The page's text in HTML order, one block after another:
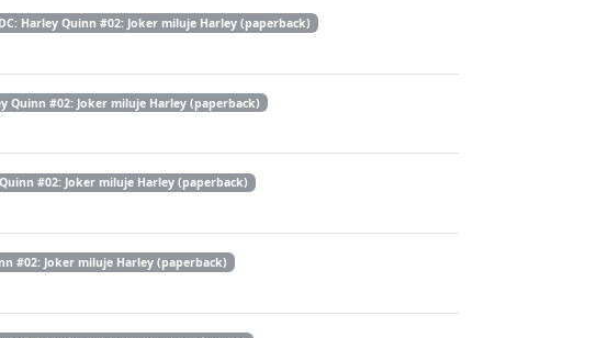
Harley Quinn #02: Joker miluje Harley (paperback)
Quinn #02: Joker miluje Harley (paperback)
#02: Joker miluje Harley (paperback)
#02: Joker miluje Harley (paperback)